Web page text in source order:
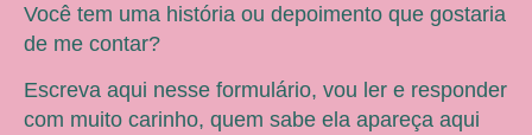
Você tem uma história ou depoimento que gostaria
de me contar?
Escreva aqui nesse formulário, vou ler e responder
com muito carinho, quem sabe ela apareça aqui